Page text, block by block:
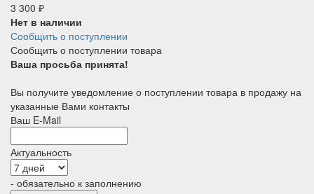
3 300 ₽
Нет в наличии
Сообщить о поступлении
Сообщить о поступлении товара
Ваша просьба принята!
Вы получите уведомление о поступлении товара в продажу на
указанные Вами контакты
Ваш E-Mail
Актуальность
- обязательно к заполнению